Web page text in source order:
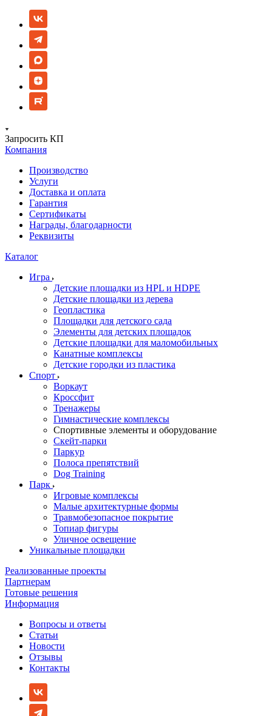
Запросить КП
Компания
Производство
Услуги
Доставка и оплата
Гарантия
Сертификаты
Награды, благодарности
Реквизиты
Каталог
Игра
Детские площадки из HPL и HDPE
Детские площадки из дерева
Геопластика
Площадки для детского сада
Элементы для детских площадок
Детские площадки для маломобильных
Канатные комплексы
Детские городки из пластика
Спорт
Воркаут
Кроссфит
Тренажеры
Гимнастические комплексы
Спортивные элементы и оборудование
Скейт-парки
Паркур
Полоса препятствий
Dog Training
Парк
Игровые комплексы
Малые архитектурные формы
Травмобезопасное покрытие
Топиар фигуры
Уличное освещение
Уникальные площадки
Реализованные проекты
Партнерам
Готовые решения
Информация
Вопросы и ответы
Статьи
Новости
Отзывы
Контакты